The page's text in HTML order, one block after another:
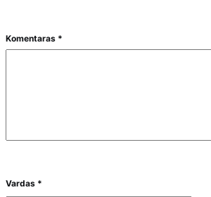
Komentaras *
Vardas *